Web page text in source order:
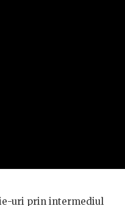
uri prin intermediul